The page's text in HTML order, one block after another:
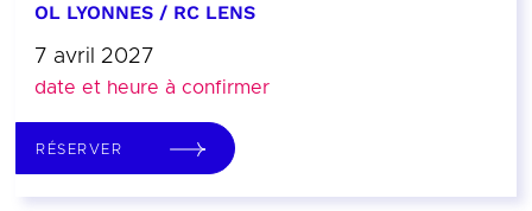
OL LYONNES / RC LENS
7 avril 2027
date et heure à confirmer
RÉSERVER